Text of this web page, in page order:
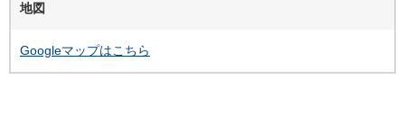
地図
Googleマップはこちら